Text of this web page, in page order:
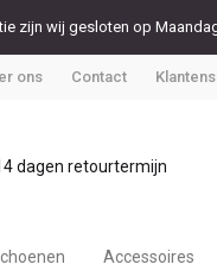
zijn wij gesloten op
ons Contact
dagen retourtermijn
Accessoires